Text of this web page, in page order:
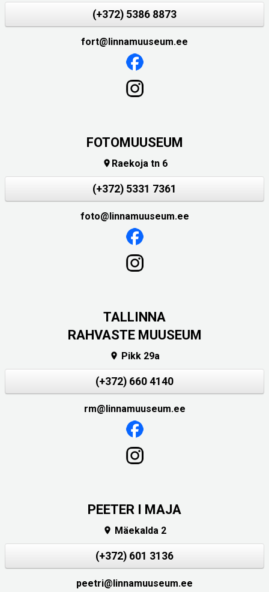
(+372) 5386 8873
fort@linnamuuseum.ee
FOTOMUUSEUM
 Raekoja tn 6
(+372) 5331 7361
foto@linnamuuseum.ee
TALLINNA
RAHVASTE MUUSEUM
 Pikk 29a
(+372) 660 4140
rm@linnamuuseum.ee
PEETER I MAJA
 Mäekalda 2
(+372) 601 3136
peetri@linnamuuseum.ee